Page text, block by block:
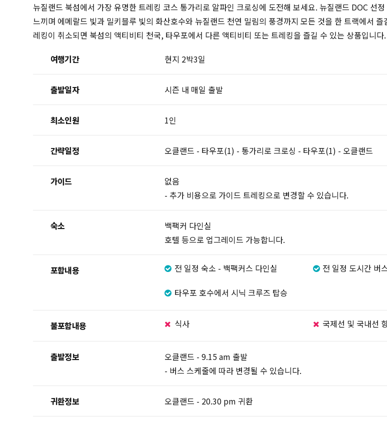
뉴질랜드 북섬에서 가장 유명한 트레킹 코스 통가리로 알파인 크로싱에 도전해 보세요. 뉴질랜드 DOC 선
느끼며 에메랄드 빛과 밀키블루 빛의 화산호수와 뉴질랜드 천연 밀림의 풍경까지 모든 것을 한 트랙에서
레킹이 취소되면 북섬의 액티비티 천국, 타우포에서 다른 액티비티 또는 트레킹을 즐길 수 있는 상품입니다.
여행기간
현지 2박3일
출발일자 시즌 내 매일 출발
최소인원 1인
간략일정 오클랜드 - 타우포(1) - 통가리로 크로싱 - 타우포(1) - 오클랜드
가이드
없음
- 추가 비용으로 가이드 트레킹으로 변경할 수 있습니다.
숙소
백팩커 다인실
호텔 등으로 업그레이드 가능합니다.
포함내용 전 일정 숙소 - 백팩커스 다인실 전 일정 도시간 버
타우포 호수에서 시닉 크루즈 탑승
불포함내용 식사 국제선 및 국내선
출발정보
오클랜드 - 9.15 am 출발
- 버스 스케줄에 따라 변경될 수 있습니다.
귀환정보 오클랜드 - 20.30 pm 귀환